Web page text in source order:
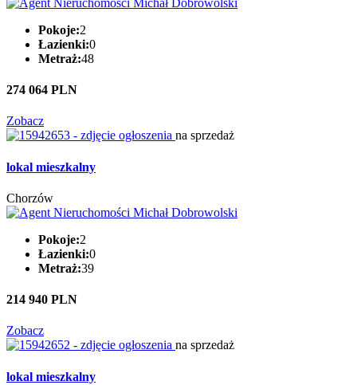
Pokoje:2
Łazienki:0
Metraż:48
274 064 PLN
Zobacz
na sprzedaż
lokal mieszkalny
Chorzów
Pokoje:2
Łazienki:0
Metraż:39
214 940 PLN
Zobacz
na sprzedaż
lokal mieszkalny